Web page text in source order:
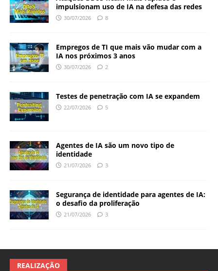
impulsionam uso de IA na defesa das redes
30/07/2026 8
Empregos de TI que mais vão mudar com a
IA nos próximos 3 anos
30/07/2026 2
Testes de penetração com IA se expandem
22/07/2026 5
Agentes de IA são um novo tipo de
identidade
21/07/2026 3
Segurança de identidade para agentes de IA:
o desafio da proliferação
21/07/2026 3
REALIZAÇÃO